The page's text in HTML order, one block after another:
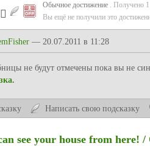
Обычное достижение . Получено
Вы ещё не получили это
— 20.07.2011 в 11:28
не будут отмечены пока вы не
Написать свою подсказку
see your house from here!